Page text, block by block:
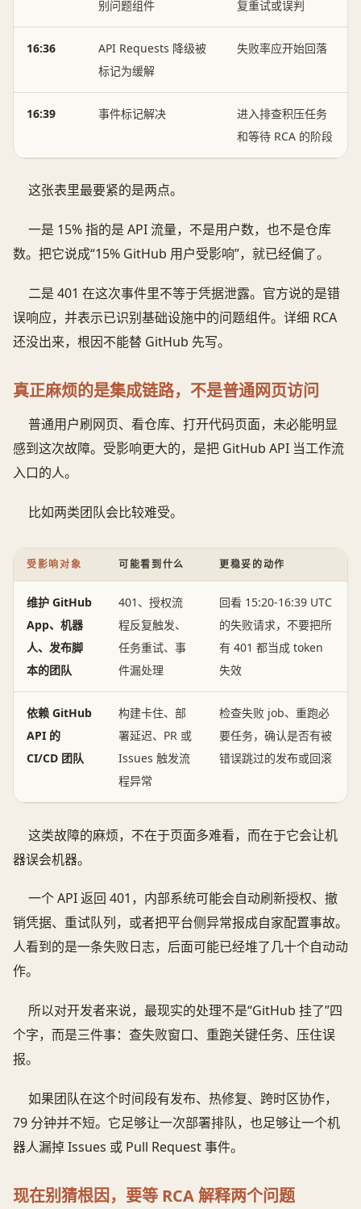
别问题组件 复重试或误判
16:36
API Requests 降级被
标记为缓解
失败率应开始回落
16:39 事件标记解决
进入排查积压任务
和等待 RCA 的阶段
这张表里最要紧的是两点。
一是 15% 指的是 API 流量，不是用户数，也不是仓库
数。把它说成“15% GitHub 用户受影响”，就已经偏了。
二是 401 在这次事件里不等于凭据泄露。官方说的是错
误响应，并表示已识别基础设施中的问题组件。详细 RCA
还没出来，根因不能替 GitHub 先写。
真正麻烦的是集成链路，不是普通网页访问
普通用户刷网页、看仓库、打开代码页面，未必能明显
感到这次故障。受影响更大的，是把 GitHub API 当工作流
入口的人。
比如两类团队会比较难受。
受影响对象 可能看到什么 更稳妥的动作
维护 GitHub
App、机器
人、发布脚
本的团队
401、授权流
程反复触发、
任务重试、事
件漏处理
回看 15:20-16:39 UTC
的失败请求，不要把所
有 401 都当成 token
失效
依赖 GitHub
API 的
CI/CD 团队
构建卡住、部
署延迟、PR 或
Issues 触发流
程异常
检查失败 job、重跑必
要任务，确认是否有被
错误跳过的发布或回滚
这类故障的麻烦，不在于页面多难看，而在于它会让机
器误会机器。
一个 API 返回 401，内部系统可能会自动刷新授权、撤
销凭据、重试队列，或者把平台侧异常报成自家配置事故。
人看到的是一条失败日志，后面可能已经堆了几十个自动动
作。
所以对开发者来说，最现实的处理不是“GitHub 挂了”四
个字，而是三件事：查失败窗口、重跑关键任务、压住误
报。
如果团队在这个时间段有发布、热修复、跨时区协作，
79 分钟并不短。它足够让一次部署排队，也足够让一个机
器人漏掉 Issues 或 Pull Request 事件。
现在别猜根因，要等 RCA 解释两个问题